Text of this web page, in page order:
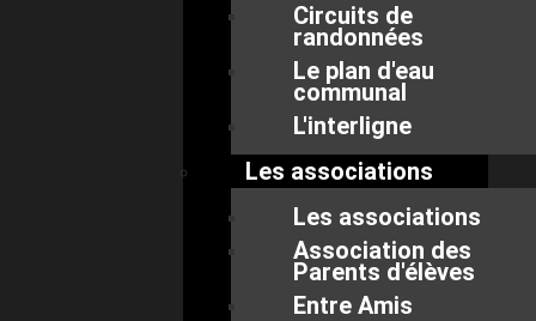
Circuits de
randonnées
Le plan d'eau
communal
L'interligne
Les associations
Les associations
Association des
Parents d'élèves
Entre Amis